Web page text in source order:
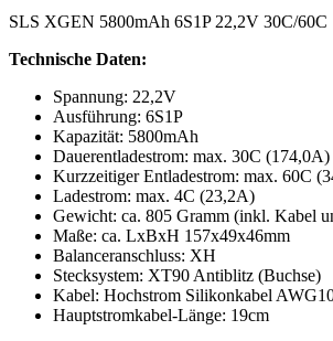
SLS XGEN 5800mAh 6S1P 22,2V 30C/60C
Technische Daten:
Spannung: 22,2V
Ausführung: 6S1P
Kapazität: 5800mAh
Dauerentladestrom: max. 30C (174,0A)
Kurzzeitiger Entladestrom: max. 60C
Ladestrom: max. 4C (23,2A)
Gewicht: ca. 805 Gramm (inkl. Kabel
Maße: ca. LxBxH 157x49x46mm
Balanceranschluss: XH
Stecksystem: XT90 Antiblitz (Buchse)
Kabel: Hochstrom Silikonkabel
Hauptstromkabel-Länge: 19cm